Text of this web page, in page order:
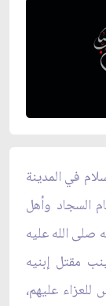
في المدينة
السجاد وأهل
صلى الله عليه
مقتل إبنيه
عليهم،